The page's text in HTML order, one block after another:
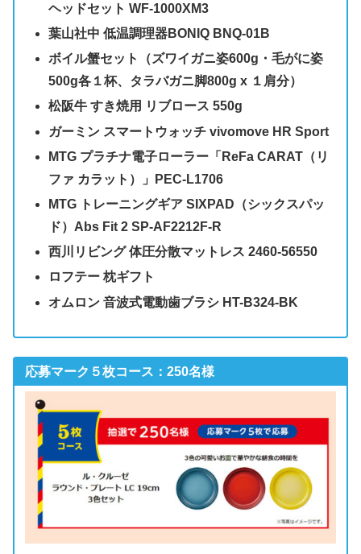
ヘッドセット WF-1000XM3
葉山社中 低温調理器BONIQ BNQ-01B
ボイル蟹セット（ズワイガニ姿600g・毛がに姿
500g各１杯、タラバガニ脚800g x １肩分）
松阪牛 すき焼用 リブロース 550g
ガーミン スマートウォッチ vivomove HR Sport
MTG プラチナ電子ローラー「ReFa CARAT（リ
ファ カラット）」PEC-L1706
MTG トレーニングギア SIXPAD（シックスパッ
ド）Abs Fit 2 SP-AF2212F-R
西川リビング 体圧分散マットレス 2460-56550
ロフテー 枕ギフト
オムロン 音波式電動歯ブラシ HT-B324-BK
応募マーク５枚コース：250名様